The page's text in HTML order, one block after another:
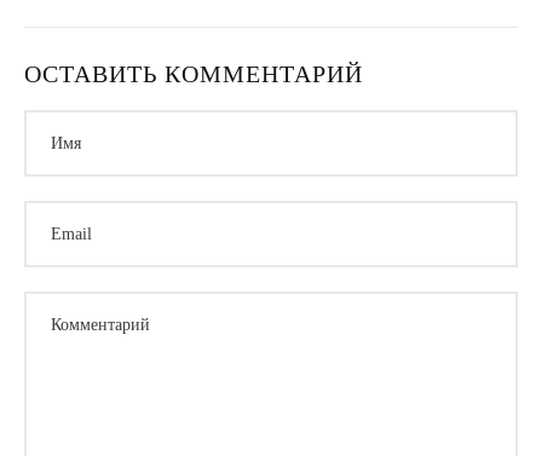
ОСТАВИТЬ КОММЕНТАРИЙ
Имя
Email
Комментарий